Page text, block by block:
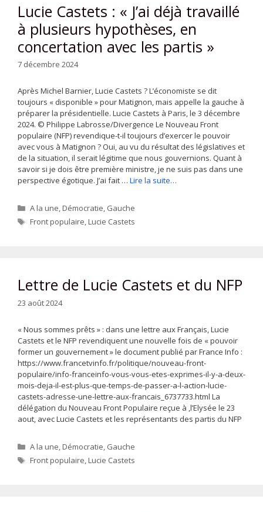
Lucie Castets : « J’ai déjà travaillé
à plusieurs hypothèses, en
concertation avec les partis »
7 décembre 2024
Après Michel Barnier, Lucie Castets ? L’économiste se dit
toujours « disponible » pour Matignon, mais appelle la gauche à
préparer la présidentielle. Lucie Castets à Paris, le 3 décembre
2024. © Philippe Labrosse/Divergence Le Nouveau Front
populaire (NFP) revendique-t-il toujours d’exercer le pouvoir
avec vous à Matignon ? Oui, au vu du résultat des législatives et
de la situation, il serait légitime que nous gouvernions. Quant à
savoir si je dois être première ministre, je ne suis pas dans une
perspective égotique. J’ai fait … Lire la suite…
Catégories
A la une,Démocratie, Gauche
Étiquettes
Front populaire,Lucie Castets
Lettre de Lucie Castets et du NFP
23 août 2024
« Nous sommes prêts » : dans une lettre aux Français, Lucie
Castets et le NFP revendiquent une nouvelle fois de « pouvoir
former un gouvernement » le document publié par France Info :
https://www.francetvinfo.fr/politique/nouveau-front-
populaire/info-franceinfo-vous-vous-etes-exprimes-il-y-a-deux-
mois-deja-il-est-plus-que-temps-de-passer-a-l-action-lucie-
castets-adresse-une-lettre-aux-francais_6737733.html La
délégation du Nouveau Front Populaire reçue à ,l’Elysée le 23
aout, avec Lucie Castets et les représentants des partis du NFP
Catégories
A la une,Démocratie, Gauche
Étiquettes
Front populaire,Lucie Castets